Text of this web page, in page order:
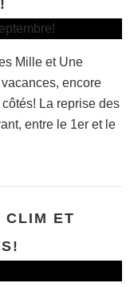
Mille et Une
encore
La reprise des
entre le 1er et le
CLIM ET